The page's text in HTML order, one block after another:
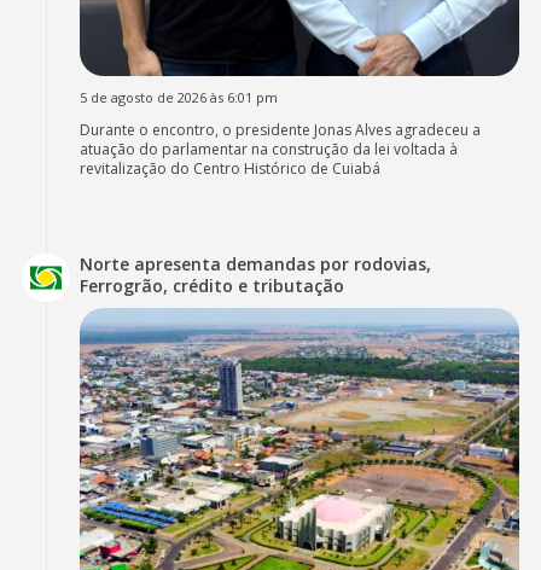
5 de agosto de 2026 às 6:01 pm
Durante o encontro, o presidente Jonas Alves agradeceu a
atuação do parlamentar na construção da lei voltada à
revitalização do Centro Histórico de Cuiabá
Norte apresenta demandas por rodovias,
Ferrogrão, crédito e tributação